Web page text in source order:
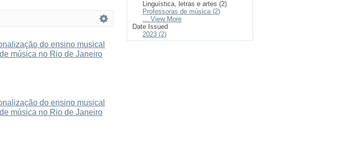
do ensino musical
música no Rio de Janeiro
do ensino musical
música no Rio de Janeiro
Linguística, letras e artes (2)
Professoras de música (2)
... View More
Date Issued
2023 (2)